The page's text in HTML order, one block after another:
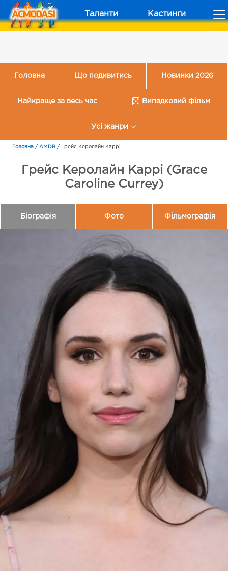
Таланти Кастинги
Головна Що подивитись Новинки 2026
Найкраще за весь час Випадковий фільм
Усі жанри
Головна / AMDB / Грейс Керолайн Каррі
Грейс Керолайн Каррі (Grace
Caroline Currey)
Біографія Фото Фільмографія